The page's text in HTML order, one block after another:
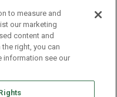
to measure and
our marketing
content and
right, you can
information see our